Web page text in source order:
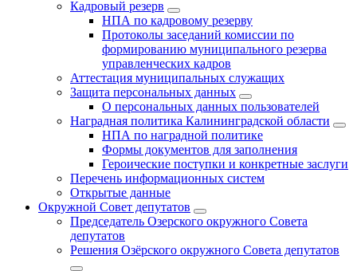
Кадровый резерв
НПА по кадровому резерву
Протоколы заседаний комиссии по
формированию муниципального резерва
управленческих кадров
Аттестация муниципальных служащих
Защита персональных данных
О персональных данных пользователей
Наградная политика Калининградской области
НПА по наградной политике
Формы документов для заполнения
Героические поступки и конкретные заслуги
Перечень информационных систем
Открытые данные
Окружной Совет депутатов
Председатель Озерского окружного Совета
депутатов
Решения Озёрского окружного Совета депутатов